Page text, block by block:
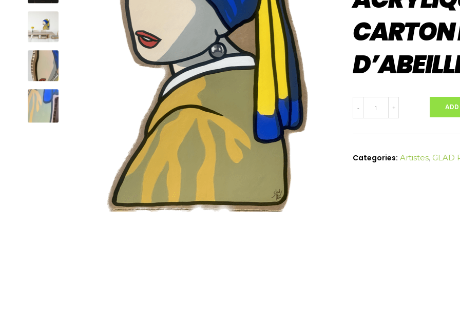
PERLA
62X34
|
- +
Categories: Artistes, GLAD